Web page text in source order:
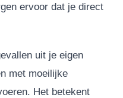
ervoor dat je direct
uit je eigen
met moeilijke
Het betekent